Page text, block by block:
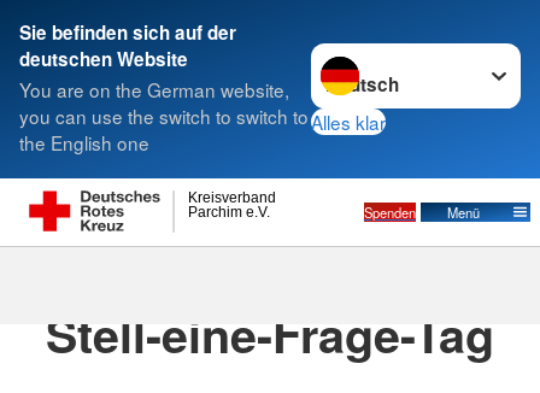
Sie befinden sich auf der
deutschen Website
You are on the German website,
you can use the switch to switch to
the English one
Sprache wechseln zu
Alles klar
Parchim e.V.
Kreisverband
Spenden Menü
Suche
Stell-eine-Frage-Tag